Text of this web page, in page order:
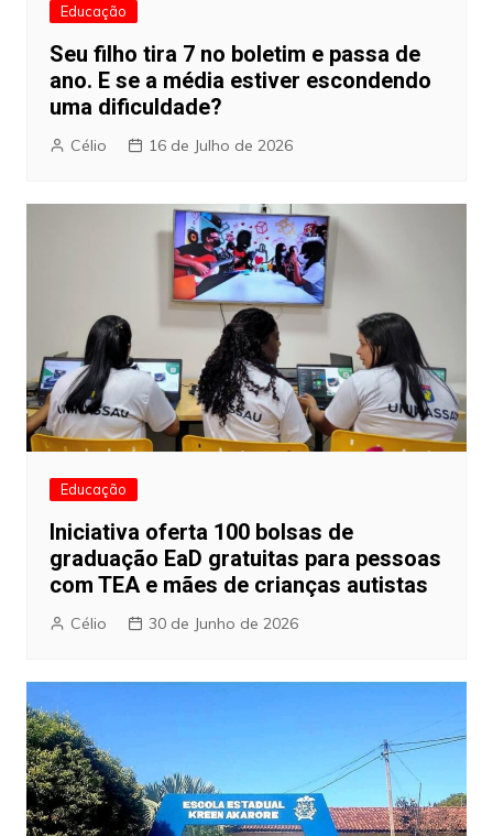
Educação
Seu filho tira 7 no boletim e passa de
ano. E se a média estiver escondendo
uma dificuldade?
Célio 16 de Julho de 2026
Educação
Iniciativa oferta 100 bolsas de
graduação EaD gratuitas para pessoas
com TEA e mães de crianças autistas
Célio 30 de Junho de 2026